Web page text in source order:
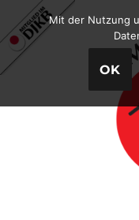
Mit der Nutzung
OK